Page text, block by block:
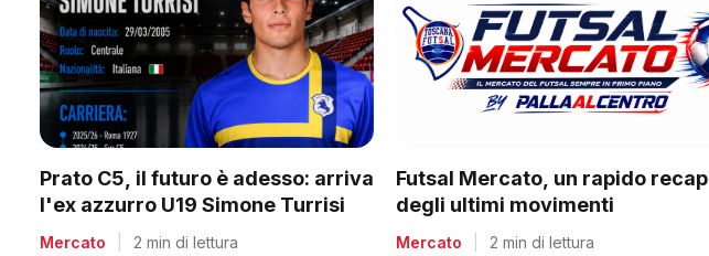
Prato C5, il futuro è adesso: arriva
l'ex azzurro U19 Simone Turrisi
Mercato 2 min di lettura
Futsal Mercato, un rapido recap
degli ultimi movimenti
Mercato 2 min di lettura